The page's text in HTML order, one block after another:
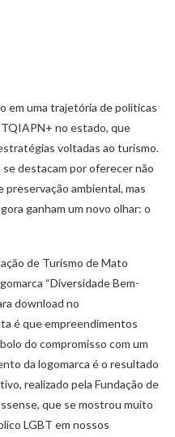
em uma trajetória de políticas
no estado, que
voltadas ao turismo.
destacam por oferecer não
ambiental, mas
ganham um novo olhar: o
de Turismo de Mato
“Diversidade Bem-
download no
é que empreendimentos
do compromisso com um
da logomarca é o resultado
realizado pela Fundação de
que se mostrou muito
LGBT em nossos